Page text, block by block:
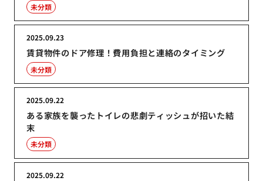
未分類
賃貸物件のドア修理！費用負担と連絡のタイミング
2025.09.23
未分類
ある家族を襲ったトイレの悲劇ティッシュが招いた結
末
2025.09.22
未分類
2025.09.22